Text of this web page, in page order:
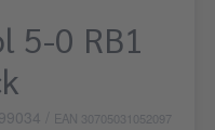
5-0 RB1
EAN 30705031052097